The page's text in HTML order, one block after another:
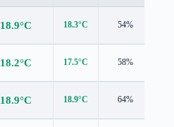
18.9°C 18.3°C 54%
18.2°C 17.5°C 58%
18.9°C 18.9°C 64%